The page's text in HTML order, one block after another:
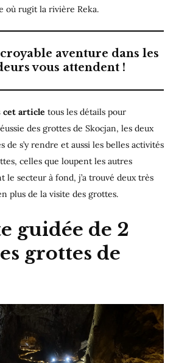
où rugit la rivière Reka.
aventure dans les
vous attendent !
cet article tous les détails pour
des grottes de Skocjan, les deux
de s’y rendre et aussi les belles activités
celles que loupent les autres
le secteur à fond, j’a trouvé deux très
plus de la visite des grottes.
guidée de 2
grottes de